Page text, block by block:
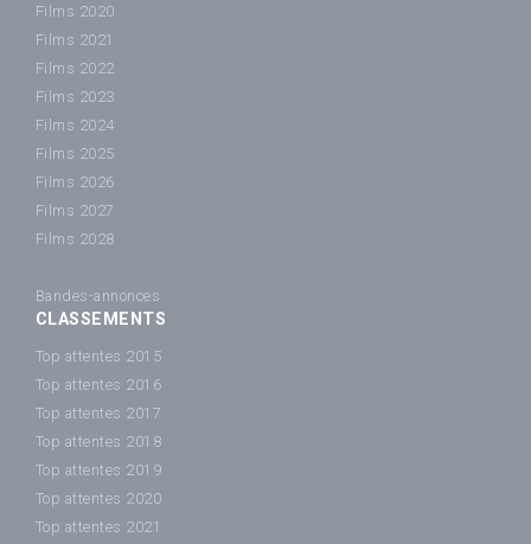
Films 2020
Films 2021
Films 2022
Films 2023
Films 2024
Films 2025
Films 2026
Films 2027
Films 2028
Bandes-annonces
CLASSEMENTS
Top attentes 2015
Top attentes 2016
Top attentes 2017
Top attentes 2018
Top attentes 2019
Top attentes 2020
Top attentes 2021